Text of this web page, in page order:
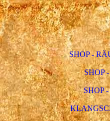
SHOP -
SHOP
SHOP